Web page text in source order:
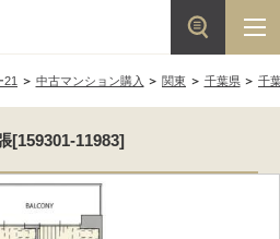
21 中古マンション購入 関東 千葉県 千
[159301-11983]